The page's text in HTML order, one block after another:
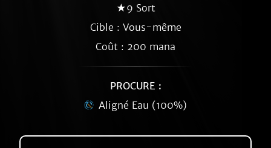
★9 Sort
Cible : Vous-même
Coût : 200 mana
PROCURE :
Aligné Eau (100%)